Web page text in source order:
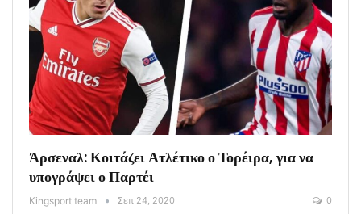
Άρσεναλ: Κοιτάζει Ατλέτικο ο Τορέιρα, για να
υπογράψει ο Παρτέι
Kingsport team Σεπ 24, 2020 0